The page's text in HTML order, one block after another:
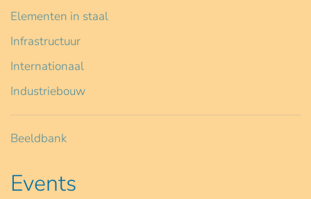
Elementen in staal
Infrastructuur
Internationaal
Industriebouw
Beeldbank
Events